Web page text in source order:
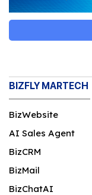
BIZFLY MARTECH
BizWebsite
AI Sales Agent
BizCRM
BizMail
BizChatAI